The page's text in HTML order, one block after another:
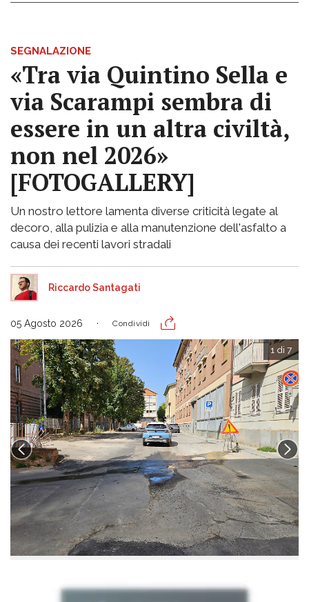
SEGNALAZIONE
«Tra via Quintino Sella e
via Scarampi sembra di
essere in un altra civiltà,
non nel 2026»
[FOTOGALLERY]
Un nostro lettore lamenta diverse criticità legate al
decoro, alla pulizia e alla manutenzione dell'asfalto a
causa dei recenti lavori stradali
Riccardo Santagati
05 Agosto 2026 Condividi
1 di 7